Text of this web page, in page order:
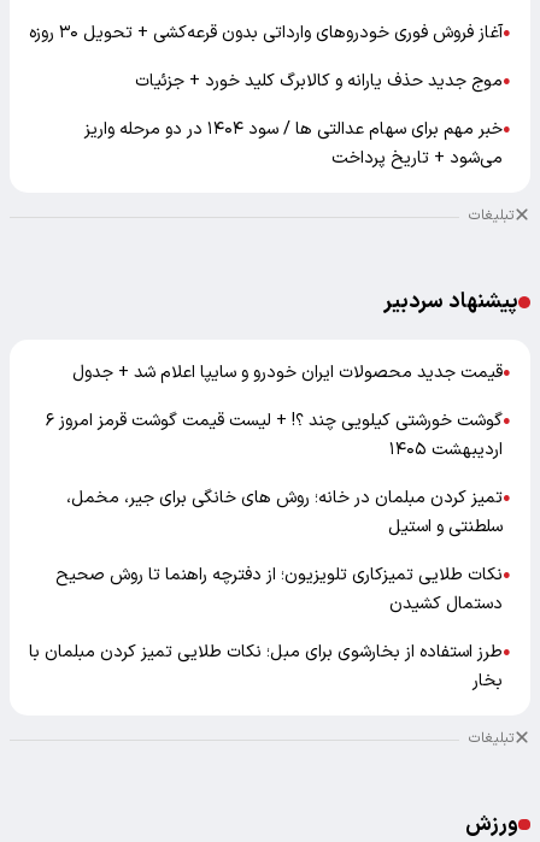
●آغاز فروش فوری خودروهای وارداتی بدون قرعه‌کشی + تحویل ۳۰ روزه
●موج جدید حذف یارانه و کالابرگ کلید خورد + جزئیات
●
خبر مهم برای سهام عدالتی ها / سود ۱۴۰۴ در دو مرحله واریز
می‌شود + تاریخ پرداخت
تبلیغات
پیشنهاد سردبیر
●قیمت جدید محصولات ایران خودرو و سایپا اعلام شد + جدول
●
گوشت خورشتی کیلویی چند ؟! + لیست قیمت گوشت قرمز امروز ۶
اردیبهشت ۱۴۰۵
●تمیز کردن مبلمان در خانه؛ روش های خانگی برای جیر، مخمل،
سلطنتی و استیل
●نکات طلایی تمیزکاری تلویزیون؛ از دفترچه راهنما تا روش صحیح
دستمال کشیدن
●طرز استفاده از بخارشوی برای مبل؛ نکات طلایی تمیز کردن مبلمان با
بخار
تبلیغات
ورزش